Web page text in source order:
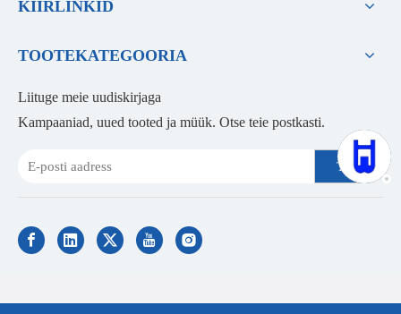
KIIRLINKID
TOOTEKATEGOORIA
Liituge meie uudiskirjaga
Kampaaniad, uued tooted ja müük. Otse teie postkasti.
Telli